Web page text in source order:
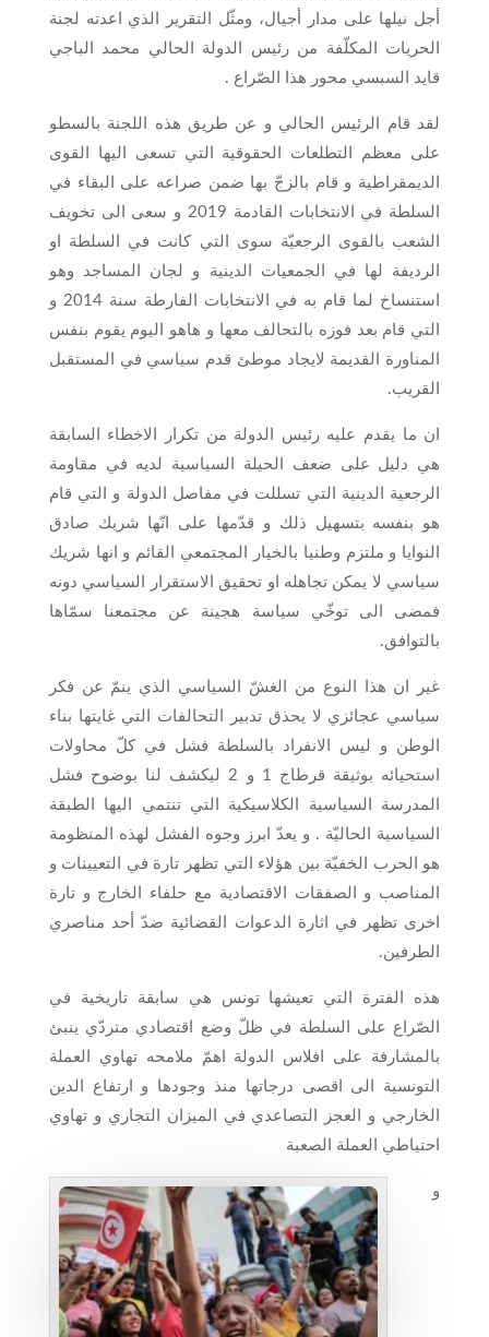
أجل نيلها على مدار أجيال، ومثّل التقرير الذي اعدته لجنة
الحريات المكلّفة من رئيس الدولة الحالي محمد الباجي
قايد السبسي محور هذا الصّراع .
لقد قام الرئيس الحالي و عن طريق هذه اللجنة بالسطو
على معظم التطلعات الحقوقية التي تسعى اليها القوى
الديمقراطية و قام بالزجّ بها ضمن صراعه على البقاء في
السلطة في الانتخابات القادمة 2019 و سعى الى تخويف
الشعب بالقوى الرجعيّة سوى التي كانت في السلطة او
الرديفة لها في الجمعيات الدينية و لجان المساجد وهو
استنساخ لما قام به في الانتخابات الفارطة سنة 2014 و
التي قام بعد فوزه بالتحالف معها و هاهو اليوم يقوم بنفس
المناورة القديمة لايجاد موطئ قدم سياسي في المستقبل
القريب.
ان ما يقدم عليه رئيس الدولة من تكرار الاخطاء السابقة
هي دليل على ضعف الحيلة السياسية لديه في مقاومة
الرجعية الدينية التي تسللت في مفاصل الدولة و التي قام
هو بنفسه بتسهيل ذلك و قدّمها على انّها شريك صادق
النوايا و ملتزم وطنيا بالخيار المجتمعي القائم و انها شريك
سياسي لا يمكن تجاهله او تحقيق الاستقرار السياسي دونه
فمضى الى توخّي سياسة هجينة عن مجتمعنا سمّاها
بالتوافق.
غير ان هذا النوع من الغشّ السياسي الذي ينمّ عن فكر
سياسي عجائزي لا يحذق تدبير التحالفات التي غايتها بناء
الوطن و ليس الانفراد بالسلطة فشل في كلّ محاولات
استحيائه بوثيقة قرطاج 1 و 2 ليكشف لنا بوضوح فشل
المدرسة السياسية الكلاسيكية التي تنتمي اليها الطبقة
السياسية الحاليّة . و يعدّ ابرز وجوه الفشل لهذه المنظومة
هو الحرب الخفيّة بين هؤلاء التي تظهر تارة في التعيينات و
المناصب و الصفقات الاقتصادية مع حلفاء الخارج و تارة
اخرى تظهر في اثارة الدعوات القضائية ضدّ أحد مناصري
الطرفين.
هذه الفترة التي تعيشها تونس هي سابقة تاريخية في
الصّراع على السلطة في ظلّ وضع اقتصادي متردّي ينبئ
بالمشارفة على افلاس الدولة اهمّ ملامحه تهاوي العملة
التونسية الى اقصى درجاتها منذ وجودها و ارتفاع الدين
الخارجي و العجز التصاعدي في الميزان التجاري و تهاوي
احتياطي العملة الصعبة
و